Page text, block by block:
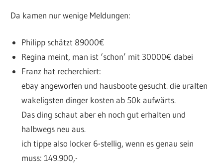
Da kamen nur wenige Meldungen:
Philipp schätzt 89000€
Regina meint, man ist ‘schon’ mit 30000€ dabei
Franz hat recherchiert:
ebay angeworfen und hausboote gesucht. die uralten
wakeligsten dinger kosten ab 50k aufwärts.
Das ding schaut aber eh noch gut erhalten und
halbwegs neu aus.
ich tippe also locker 6-stellig, wenn es genau sein
muss: 149.900,-